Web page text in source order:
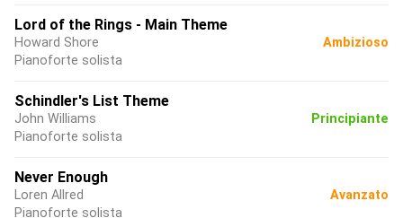
Lord of the Rings - Main Theme
Howard Shore
Pianoforte solista
Ambizioso
Schindler's List Theme
John Williams
Pianoforte solista
Principiante
Never Enough
Loren Allred
Pianoforte solista
Avanzato